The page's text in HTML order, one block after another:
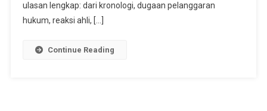
ulasan lengkap: dari kronologi, dugaan pelanggaran
hukum, reaksi ahli, […]
Continue Reading